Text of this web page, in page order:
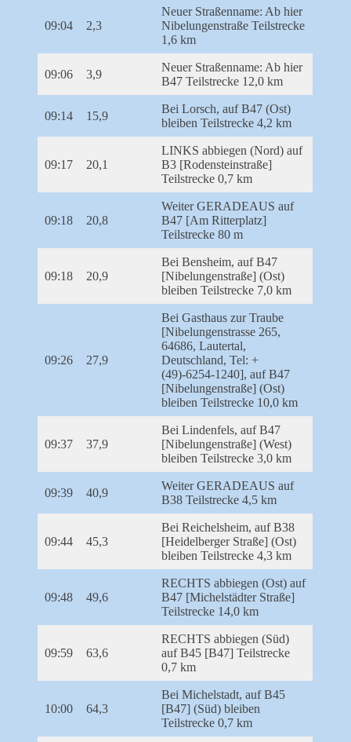
09:04 2,3
Neuer Straßenname: Ab hier
Nibelungenstraße Teilstrecke
1,6 km
09:06 3,9
Neuer Straßenname: Ab hier
B47 Teilstrecke 12,0 km
09:14 15,9
Bei Lorsch, auf B47 (Ost)
bleiben Teilstrecke 4,2 km
09:17 20,1
LINKS abbiegen (Nord) auf
B3 [Rodensteinstraße]
Teilstrecke 0,7 km
09:18 20,8
Weiter GERADEAUS auf
B47 [Am Ritterplatz]
Teilstrecke 80 m
09:18 20,9
Bei Bensheim, auf B47
[Nibelungenstraße] (Ost)
bleiben Teilstrecke 7,0 km
09:26 27,9
Bei Gasthaus zur Traube
[Nibelungenstrasse 265,
64686, Lautertal,
Deutschland, Tel: +
(49)-6254-1240], auf B47
[Nibelungenstraße] (Ost)
bleiben Teilstrecke 10,0 km
09:37 37,9
Bei Lindenfels, auf B47
[Nibelungenstraße] (West)
bleiben Teilstrecke 3,0 km
09:39 40,9
Weiter GERADEAUS auf
B38 Teilstrecke 4,5 km
09:44 45,3
Bei Reichelsheim, auf B38
[Heidelberger Straße] (Ost)
bleiben Teilstrecke 4,3 km
09:48 49,6
RECHTS abbiegen (Ost) auf
B47 [Michelstädter Straße]
Teilstrecke 14,0 km
09:59 63,6
RECHTS abbiegen (Süd)
auf B45 [B47] Teilstrecke
0,7 km
10:00 64,3
Bei Michelstadt, auf B45
[B47] (Süd) bleiben
Teilstrecke 0,7 km